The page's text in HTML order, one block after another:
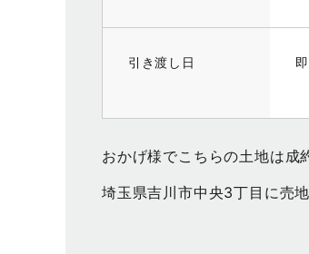
引き渡し日
おかげ様でこちらの土地は成
埼玉県吉川市中央3丁目に売地